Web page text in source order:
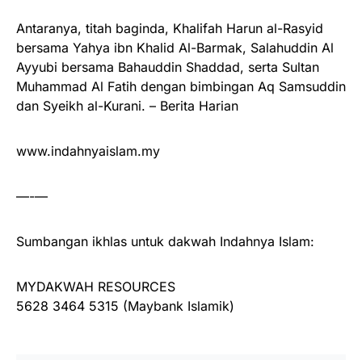
Antaranya, titah baginda, Khalifah Harun al-Rasyid
bersama Yahya ibn Khalid Al-Barmak, Salahuddin Al
Ayyubi bersama Bahauddin Shaddad, serta Sultan
Muhammad Al Fatih dengan bimbingan Aq Samsuddin
dan Syeikh al-Kurani. – Berita Harian
www.indahnyaislam.my
—-—
Sumbangan ikhlas untuk dakwah Indahnya Islam:
MYDAKWAH RESOURCES
5628 3464 5315 (Maybank Islamik)